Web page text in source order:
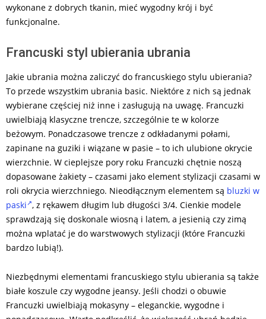
wykonane z dobrych tkanin, mieć wygodny krój i być
funkcjonalne.
Francuski styl ubierania ubrania
Jakie ubrania można zaliczyć do francuskiego stylu ubierania?
To przede wszystkim ubrania basic. Niektóre z nich są jednak
wybierane częściej niż inne i zasługują na uwagę. Francuzki
uwielbiają klasyczne trencze, szczególnie te w kolorze
beżowym. Ponadczasowe trencze z odkładanymi połami,
zapinane na guziki i wiązane w pasie – to ich ulubione okrycie
wierzchnie. W cieplejsze pory roku Francuzki chętnie noszą
dopasowane żakiety – czasami jako element stylizacji czasami w
roli okrycia wierzchniego. Nieodłącznym elementem są bluzki w
paski , z rękawem długim lub długości 3/4. Cienkie modele
sprawdzają się doskonale wiosną i latem, a jesienią czy zimą
można wplatać je do warstwowych stylizacji (które Francuzki
bardzo lubią!).
Niezbędnymi elementami francuskiego stylu ubierania są także
białe koszule czy wygodne jeansy. Jeśli chodzi o obuwie
Francuzki uwielbiają mokasyny – eleganckie, wygodne i